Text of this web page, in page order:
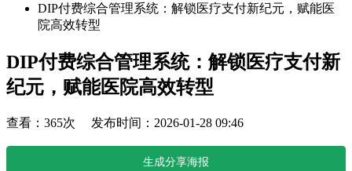
DIP付费综合管理系统：解锁医疗支付新纪元，赋能医
院高效转型
DIP付费综合管理系统：解锁医疗支付新
纪元，赋能医院高效转型
查看：365次 发布时间：2026-01-28 09:46
生成分享海报